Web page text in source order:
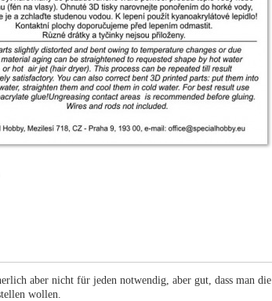
aber nicht für jeden notwendig, aber gut, dass man die
wollen.